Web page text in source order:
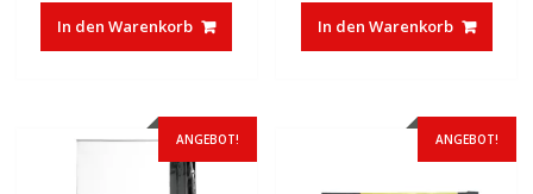
war:
€36,00
ist:
€24,00.
In den Warenkorb
war:
€36,00
ist:
€24,00.
In den Warenkorb
ANGEBOT! ANGEBOT!